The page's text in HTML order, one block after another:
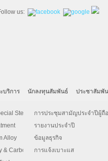
us:
ริการ
Steel
Alloy
& Carbon Steels
นักลงทุนสัมพันธ์
การประชุมสามัญประจำปีผู้ถื
รายงานประจำปี
ข้อมูลธุรกิจ
การแจ้งเบาะแส
ประชาสัมพั
(เหล็กแข็งงานร้อ